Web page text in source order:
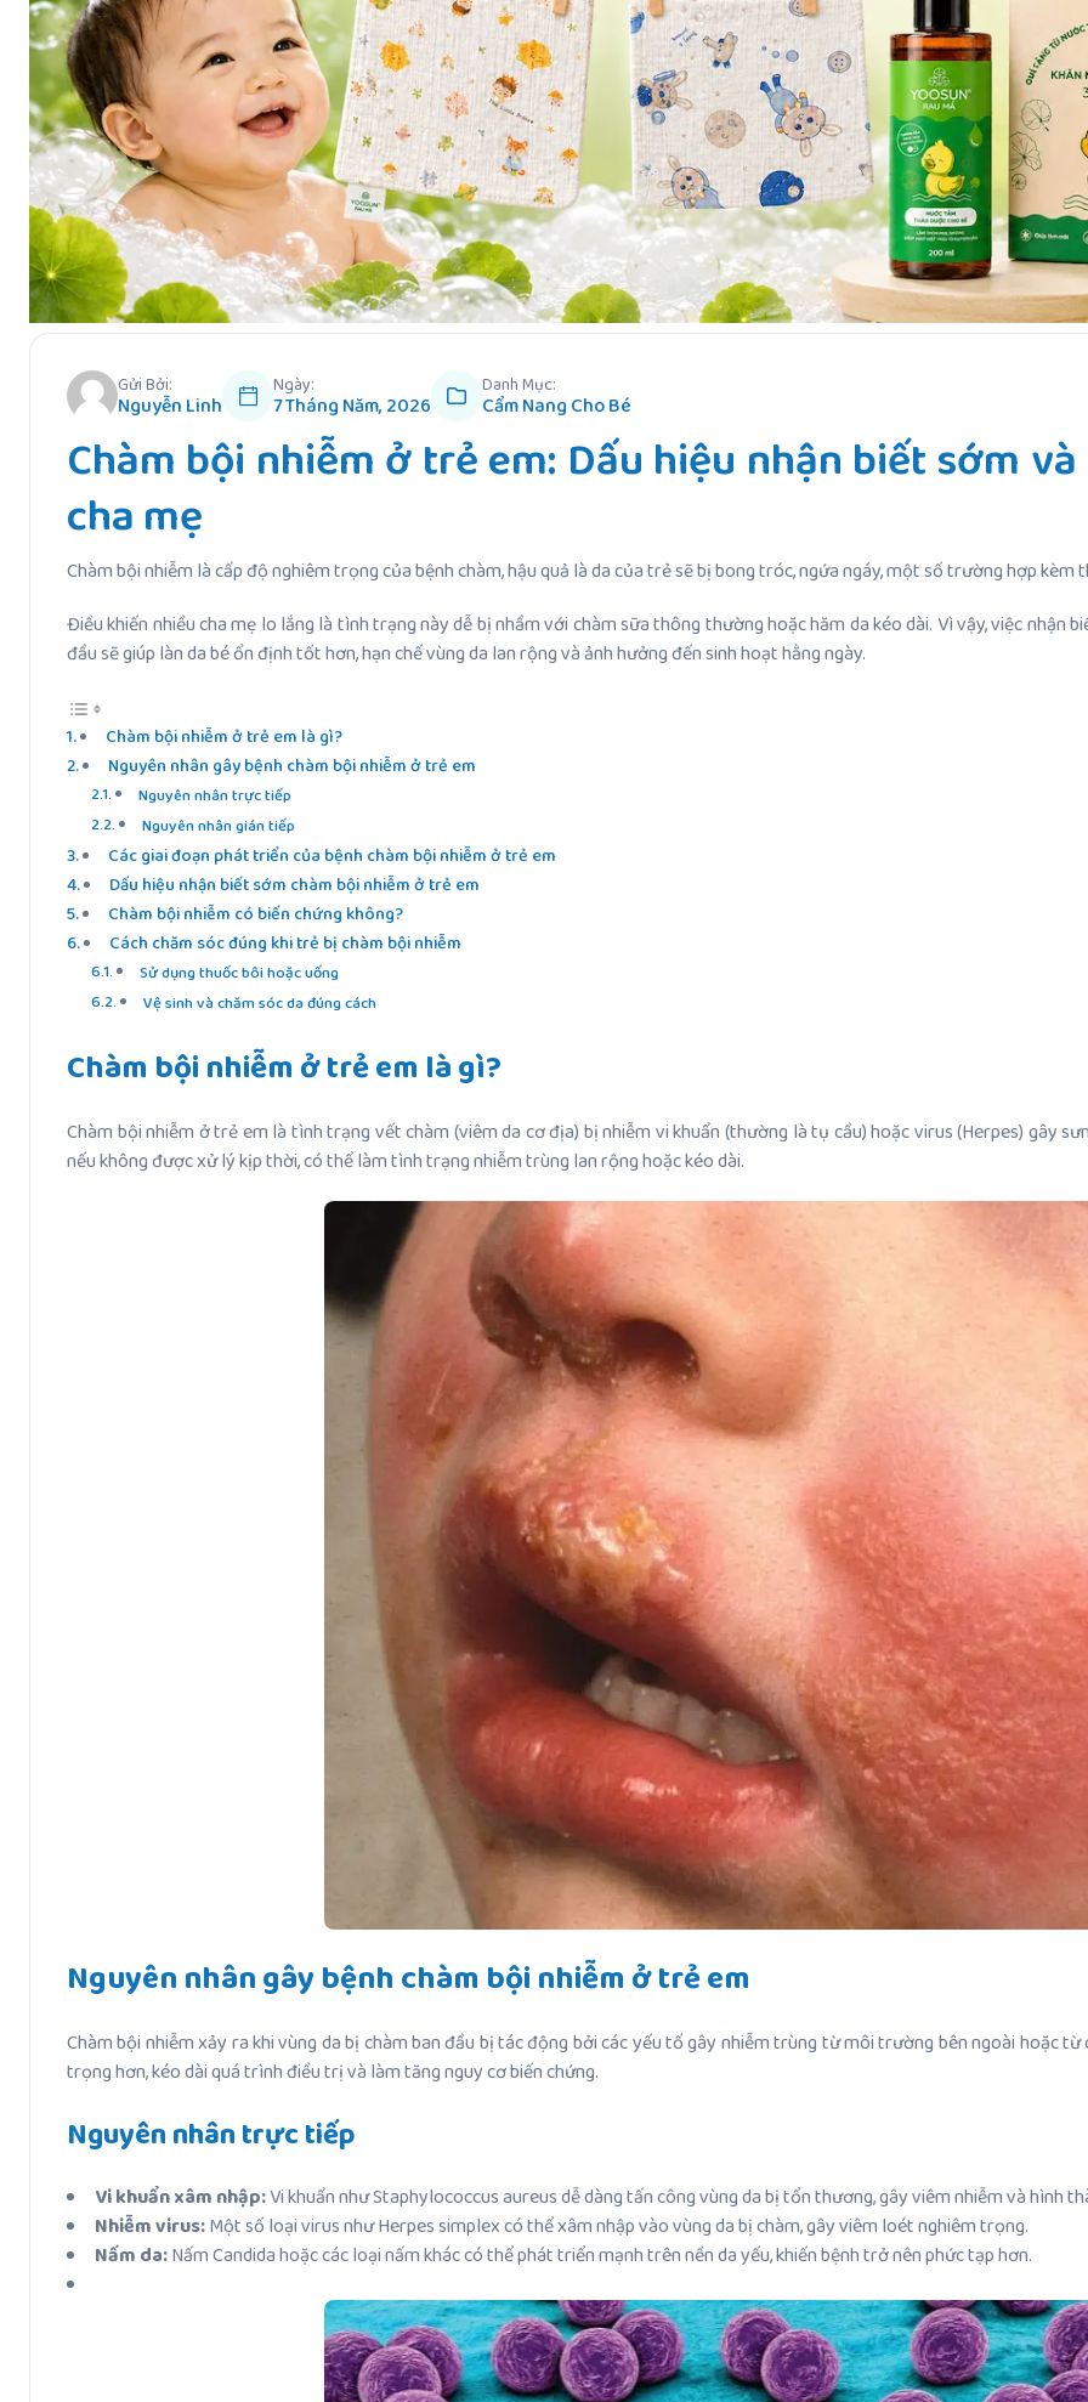
Gửi Bởi:
Nguyễn Linh
Ngày:
7 Tháng Năm, 2026
Danh Mục:
Cẩm Nang Cho Bé
Chàm bội nhiễm ở trẻ em: Dấu hiệu nhận biết sớm
cha mẹ
Chàm bội nhiễm là cấp độ nghiêm trọng của bệnh chàm, hậu quả là da của trẻ sẽ bị bong tróc, ngứa ngáy, một số trường hợp
Điều khiến nhiều cha mẹ lo lắng là tình trạng này dễ bị nhầm với chàm sữa thông thường hoặc hăm da kéo dài. Vì vậy, việc nhận
đầu sẽ giúp làn da bé ổn định tốt hơn, hạn chế vùng da lan rộng và ảnh hưởng đến sinh hoạt hằng ngày.
Chàm bội nhiễm ở trẻ em là gì?
Nguyên nhân gây bệnh chàm bội nhiễm ở trẻ em
Nguyên nhân trực tiếp
Nguyên nhân gián tiếp
Các giai đoạn phát triển của bệnh chàm bội nhiễm ở trẻ em
Dấu hiệu nhận biết sớm chàm bội nhiễm ở trẻ em
Chàm bội nhiễm có biến chứng không?
Cách chăm sóc đúng khi trẻ bị chàm bội nhiễm
Sử dụng thuốc bôi hoặc uống
Vệ sinh và chăm sóc da đúng cách
Chàm bội nhiễm ở trẻ em là gì?
Chàm bội nhiễm ở trẻ em là tình trạng vết chàm (viêm da cơ địa) bị nhiễm vi khuẩn (thường là tụ cầu) hoặc virus (Herpes) gây
nếu không được xử lý kịp thời, có thể làm tình trạng nhiễm trùng lan rộng hoặc kéo dài.
Nguyên nhân gây bệnh chàm bội nhiễm ở trẻ em
Chàm bội nhiễm xảy ra khi vùng da bị chàm ban đầu bị tác động bởi các yếu tố gây nhiễm trùng từ môi trường bên ngoài hoặc
trọng hơn, kéo dài quá trình điều trị và làm tăng nguy cơ biến chứng.
Nguyên nhân trực tiếp
Vi khuẩn xâm nhập:Vi khuẩn như Staphylococcus aureus dễ dàng tấn công vùng da bị tổn thương, gây viêm nhiễm và hình
Nhiễm virus:Một số loại virus như Herpes simplex có thể xâm nhập vào vùng da bị chàm, gây viêm loét nghiêm trọng.
Nấm da:Nấm Candida hoặc các loại nấm khác có thể phát triển mạnh trên nền da yếu, khiến bệnh trở nên phức tạp hơn.